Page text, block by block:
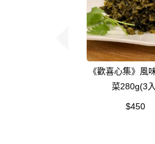
《歡喜心集》風
菜280g(3
$450